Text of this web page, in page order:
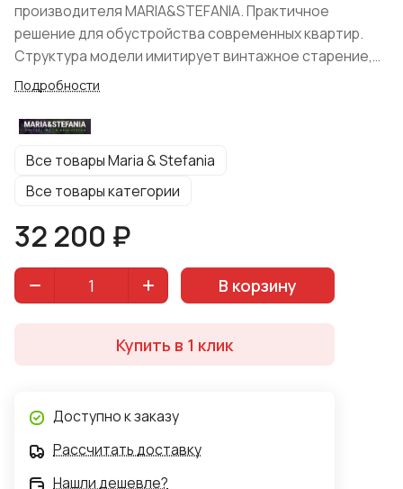
производителя MARIA&STEFANIA. Практичное
решение для обустройства современных квартир.
Структура модели имитирует винтажное старение,
что будет оценено любителями экологичности.
Изделие подходит для обустройства гостиных и
минимализм, кантри. Конструкция состоит из двух
дверей, прямоугольной столешницы, устойчивых
себе внимание и станут изюминкой вашего
фактурная доска (винтаж)".
Подробности
Все товары Maria & Stefania
Все товары категории
32 200 ₽
В корзину
Купить в 1 клик
Доступно к заказу
Рассчитать доставку
Нашли дешевле?